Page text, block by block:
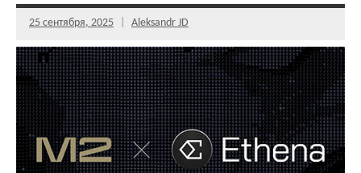
25 сентября, 2025 Aleksandr JD